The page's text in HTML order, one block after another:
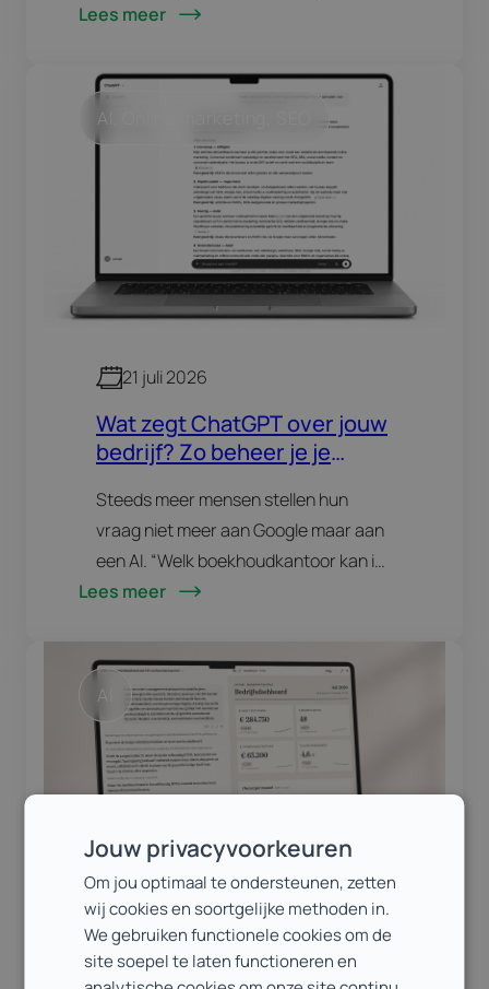
eender welke taal je doelgroep
Lees meer
AI
21 juli 2026
Wat zegt ChatGPT over jouw
bedrijf? Zo beheer je je
Steeds meer mensen stellen hun
vraag niet meer aan Google maar aan
een AI. “Welk boekhoudkantoor kan ik
aanraden in mijn regio?” “Is dat merk
Lees meer
AI
20 juli 2026
Jouw privacyvoorkeuren
Om jou optimaal te ondersteunen, zetten
wij cookies en soortgelijke methoden in.
We gebruiken functionele cookies om de
site soepel te laten functioneren en